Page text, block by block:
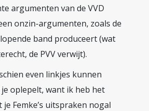
argumenten van de VVD
onzin-argumenten, zoals de
lopende band produceert (wat
de PVV verwijt).
even linkjes kunnen
oplepelt, want ik heb het
Femke’s uitspraken nogal